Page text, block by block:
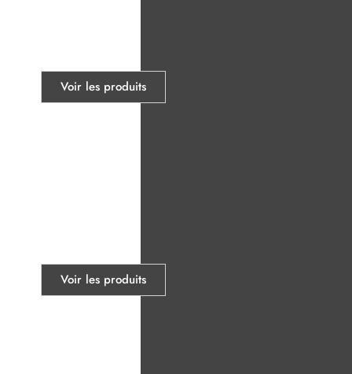
Voir les produits
Voir les produits